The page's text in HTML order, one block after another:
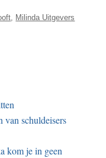
Milinda Uitgevers
van schuldeisers
kom je in geen